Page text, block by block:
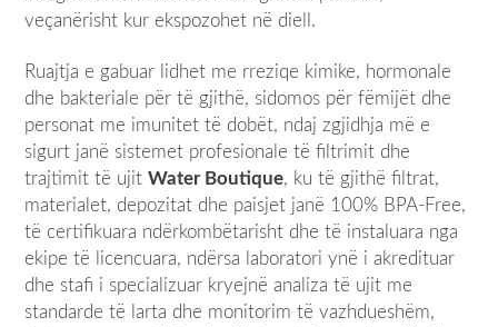
veçanërisht kur ekspozohet në diell.
Ruajtja e gabuar lidhet me rreziqe kimike, hormonale
dhe bakteriale për të gjithë, sidomos për fëmijët dhe
personat me imunitet të dobët, ndaj zgjidhja më e
sigurt janë sistemet profesionale të filtrimit dhe
trajtimit të ujitWater Boutique, ku të gjithë filtrat,
materialet, depozitat dhe paisjet janë 100% BPA-Free,
të certifikuara ndërkombëtarisht dhe të instaluara nga
ekipe të licencuara, ndërsa laboratori ynë i akredituar
dhe stafi i specializuar kryejnë analiza të ujit me
standarde të larta dhe monitorim të vazhdueshëm,